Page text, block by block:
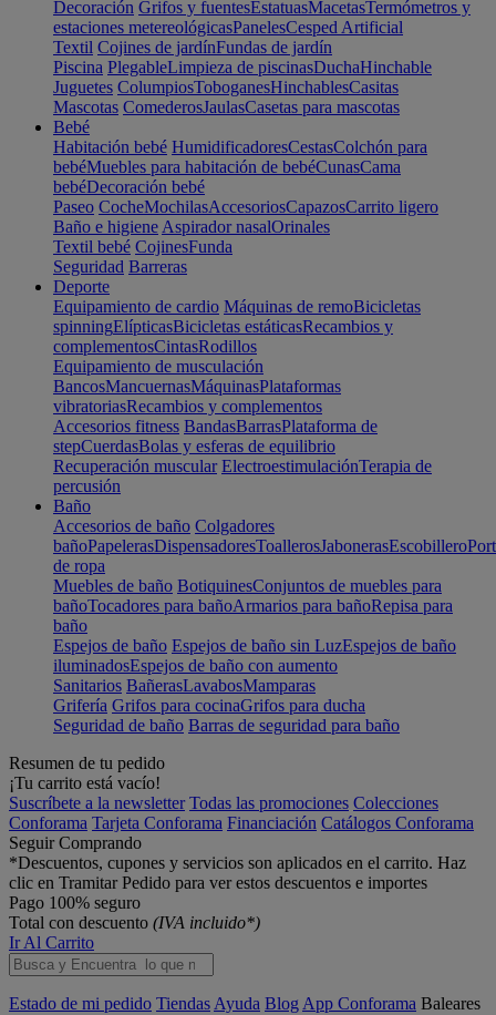
Decoración Grifos y fuentesEstatuasMacetasTermómetros y
estaciones metereológicasPanelesCesped Artificial
Textil Cojines de jardínFundas de jardín
Piscina PlegableLimpieza de piscinasDuchaHinchable
Juguetes ColumpiosToboganesHinchablesCasitas
Mascotas ComederosJaulasCasetas para mascotas
Bebé
Habitación bebé HumidificadoresCestasColchón para
bebéMuebles para habitación de bebéCunasCama
bebéDecoración bebé
Paseo CocheMochilasAccesoriosCapazosCarrito ligero
Baño e higiene Aspirador nasalOrinales
Textil bebé CojinesFunda
Seguridad Barreras
Deporte
Equipamiento de cardio Máquinas de remoBicicletas
spinningElípticasBicicletas estáticasRecambios y
complementosCintasRodillos
Equipamiento de musculación
BancosMancuernasMáquinasPlataformas
vibratoriasRecambios y complementos
Accesorios fitness BandasBarrasPlataforma de
stepCuerdasBolas y esferas de equilibrio
Recuperación muscular ElectroestimulaciónTerapia de
percusión
Baño
Accesorios de baño Colgadores
bañoPapelerasDispensadoresToallerosJabonerasEscobillero
de ropa
Muebles de baño BotiquinesConjuntos de muebles para
bañoTocadores para bañoArmarios para bañoRepisa para
baño
Espejos de baño Espejos de baño sin LuzEspejos de baño
iluminadosEspejos de baño con aumento
Sanitarios BañerasLavabosMamparas
Grifería Grifos para cocinaGrifos para ducha
Seguridad de baño Barras de seguridad para baño
Resumen de tu pedido
¡Tu carrito está vacío!
Suscríbete a la newsletter Todas las promociones Colecciones
Conforama Tarjeta Conforama Financiación Catálogos Conforama
Seguir Comprando
*Descuentos, cupones y servicios son aplicados en el carrito. Haz
clic en Tramitar Pedido para ver estos descuentos e importes
Pago 100% seguro
Total con descuento (IVA incluido*)
Ir Al Carrito
Estado de mi pedido Tiendas Ayuda Blog App Conforama Baleares